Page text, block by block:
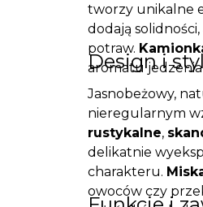
tworzy unikalne
dodają
potraw.
aromatu jedzenia
Design i styl
Jasnobeżowy,
nieregularnym
rustykalne,
delikatnie
charakteru.
owoców czy